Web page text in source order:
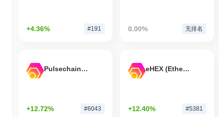
+4.36% #191 0.00% 无排名
Pulsechain Bridged HEX (Pulsechain)
+12.72% #6043
eHEX (Ethereum)
+12.40% #5381